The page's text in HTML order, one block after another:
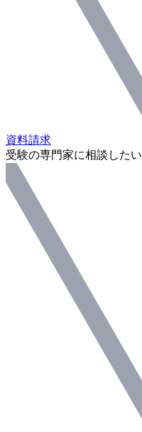
資料請求
受験の専門家に相談したい